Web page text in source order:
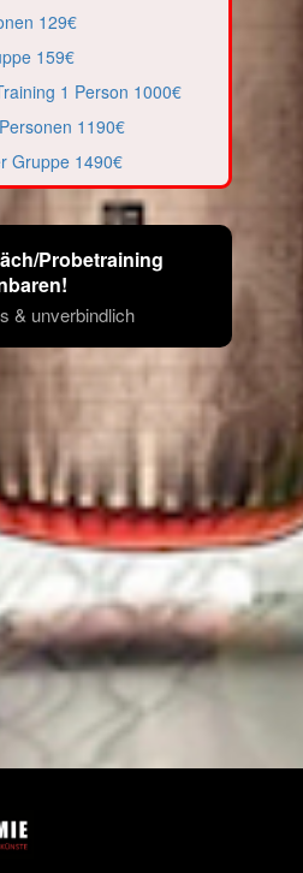
129€
159€
1 Person 1000€
1190€
Gruppe 1490€
Probetraining
& unverbindlich